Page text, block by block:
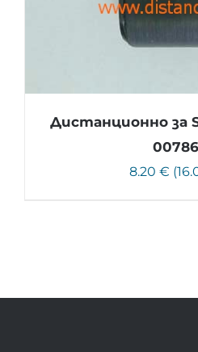
Дистанционно за
8.20 €